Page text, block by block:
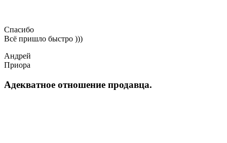
Спасибо
Всё пришло быстро )))
Андрей
Приора
Адекватное отношение продавца.